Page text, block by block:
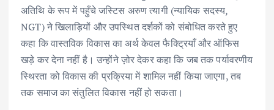
अतिथि के रूप में पहुँचे जस्टिस अरुण त्यागी (न्यायिक सदस्य,
NGT) ने खिलाड़ियों और उपस्थित दर्शकों को संबोधित करते हुए
कहा कि वास्तविक विकास का अर्थ केवल फैक्ट्रियाँ और ऑफिस
खड़े कर देना नहीं है। उन्होंने ज़ोर देकर कहा कि जब तक पर्यावरणीय
स्थिरता को विकास की प्रक्रिया में शामिल नहीं किया जाएगा, तब
तक समाज का संतुलित विकास नहीं हो सकता।